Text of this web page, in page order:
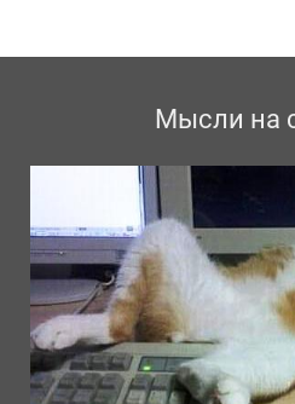
Мысли на